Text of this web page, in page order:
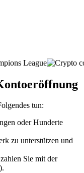
tun:
oder Hunderte
zu unterstützen und
Sie mit der